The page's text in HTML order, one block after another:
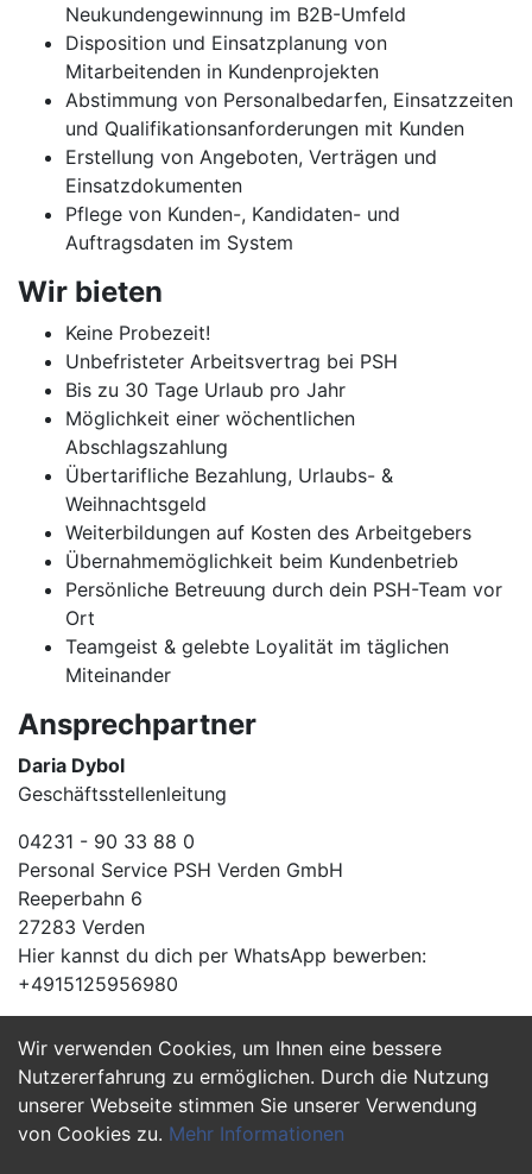
Wir verwenden Cookies, um Ihnen eine bessere
Nutzererfahrung zu ermöglichen. Durch die Nutzung
unserer Webseite stimmen Sie unserer Verwendung
von Cookies zu. Mehr Informationen
Neukundengewinnung im B2B-Umfeld
Disposition und Einsatzplanung von
Mitarbeitenden in Kundenprojekten
Abstimmung von Personalbedarfen, Einsatzzeiten
und Qualifikationsanforderungen mit Kunden
Erstellung von Angeboten, Verträgen und
Einsatzdokumenten
Pflege von Kunden-, Kandidaten- und
Auftragsdaten im System
Wir bieten
Keine Probezeit!
Unbefristeter Arbeitsvertrag bei PSH
Bis zu 30 Tage Urlaub pro Jahr
Möglichkeit einer wöchentlichen
Abschlagszahlung
Übertarifliche Bezahlung, Urlaubs- &
Weihnachtsgeld
Weiterbildungen auf Kosten des Arbeitgebers
Übernahmemöglichkeit beim Kundenbetrieb
Persönliche Betreuung durch dein PSH-Team vor
Ort
Teamgeist & gelebte Loyalität im täglichen
Miteinander
Ansprechpartner
Daria Dybol
Geschäftsstellenleitung
04231 - 90 33 88 0
Personal Service PSH Verden GmbH
Reeperbahn 6
27283 Verden
Hier kannst du dich per WhatsApp bewerben:
+4915125956980
Jetzt Bewerben